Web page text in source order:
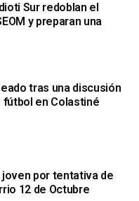
Sur redoblan el
y preparan una
tras una discusión
fútbol en Colastiné
joven por tentativa de
12 de Octubre